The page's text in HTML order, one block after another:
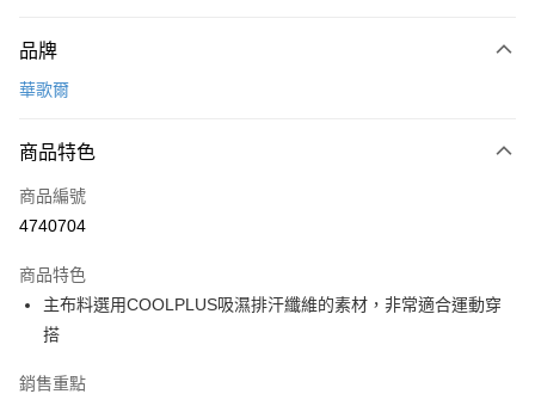
信用卡一次付款
LINE Pay
街口支付
運送方式
全家取貨付款
每筆NT$80，滿NT$1,000(含以上)免運費
品牌
華歌爾
商品特色
商品編號
4740704
商品特色
主布料選用COOLPLUS吸濕排汗纖維的素材，非常適合運動穿
搭
銷售重點